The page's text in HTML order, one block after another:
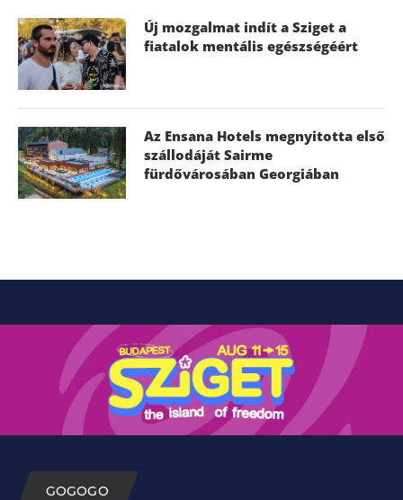
Új mozgalmat indít a Sziget a
fiatalok mentális egészségéért
Az Ensana Hotels megnyitotta első
szállodáját Sairme
fürdővárosában Georgiában
GOGOGO